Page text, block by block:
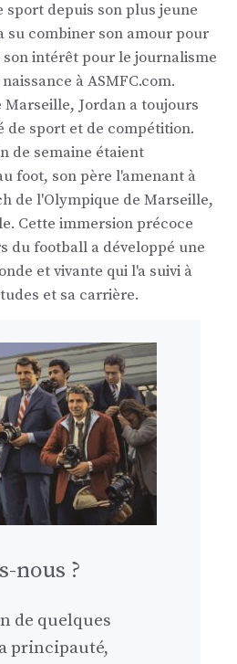
sport depuis son plus jeune
su combiner son amour pour
intérêt pour le journalisme
à ASMFC.com.
Marseille, Jordan a toujours
de sport et de compétition.
de semaine étaient
foot, son père l'amenant à
de l'Olympique de Marseille,
Cette immersion précoce
du football a développé une
et vivante qui l'a suivi à
et sa carrière.
nous ?
de quelques
principauté,